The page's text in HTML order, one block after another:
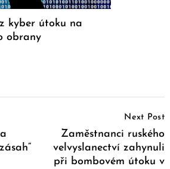
kyber útoku na
obrany
Next Post
Zaměstnanci ruského
velvyslanectví zahynuli
při bombovém útoku v